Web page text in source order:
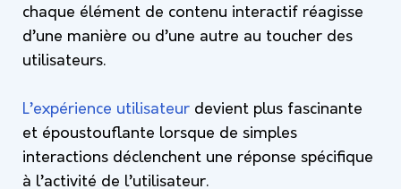
chaque élément de contenu interactif réagisse
d’une manière ou d’une autre au toucher des
utilisateurs.
L’expérience utilisateur devient plus fascinante
et époustouflante lorsque de simples
interactions déclenchent une réponse spécifique
à l’activité de l’utilisateur.